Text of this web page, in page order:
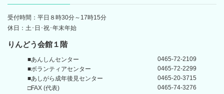
受付時間：平日８時30分～17時15分
休日：土･日･祝･年末年始
りんどう会館１階
■あんしんセンター
0465-72-2109
■ボランティアセンター
0465-72-2299
■あしがら成年後見センター
0465-20-3715
□FAX (代表)
0465-74-3276